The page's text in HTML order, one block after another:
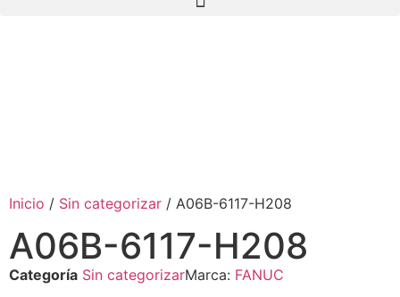
Inicio / Sin categorizar / A06B-6117-H208
A06B-6117-H208
Categoría Sin categorizarMarca: FANUC